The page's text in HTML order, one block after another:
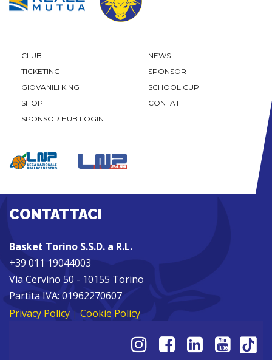
CLUB
NEWS
TICKETING
SPONSOR
GIOVANILI KING
SCHOOL CUP
SHOP
CONTATTI
SPONSOR HUB LOGIN
CONTATTACI
Basket Torino S.S.D. a R.L.
+39 011 19044003
Via Cervino 50 - 10155 Torino
Partita IVA: 01962270607
Privacy Policy | Cookie Policy